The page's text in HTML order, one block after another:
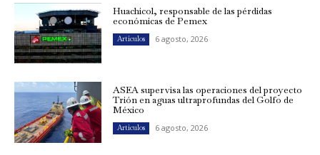
Huachicol, responsable de las pérdidas
económicas de Pemex
Artículos 6 agosto, 2026
ASEA supervisa las operaciones del proyecto
Trión en aguas ultraprofundas del Golfo de
México
Artículos 6 agosto, 2026